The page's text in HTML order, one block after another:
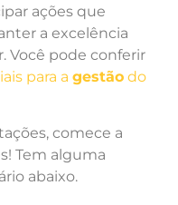
ações que
a excelência
Você pode conferir
para a gestão do
comece a
Tem alguma
abaixo.